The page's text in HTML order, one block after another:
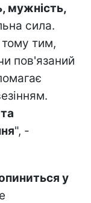
мужність,
сила.
тим,
пов'язаний
", -
у